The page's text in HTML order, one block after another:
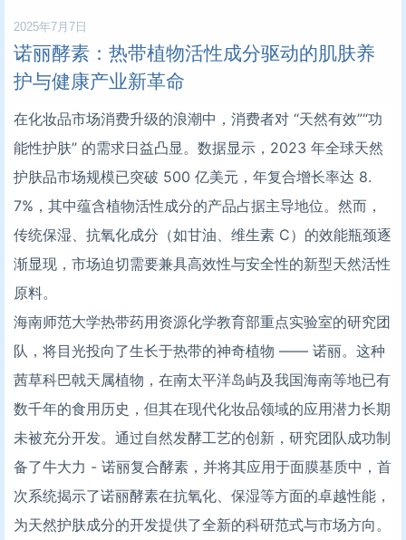
2025年7月7日
诺丽酵素：热带植物活性成分驱动的肌肤养
护与健康产业新革命
在化妆品市场消费升级的浪潮中，消费者对 “天然有效”“功
能性护肤” 的需求日益凸显。数据显示，2023 年全球天然
护肤品市场规模已突破 500 亿美元，年复合增长率达 8.
7%，其中蕴含植物活性成分的产品占据主导地位。然而，
传统保湿、抗氧化成分（如甘油、维生素 C）的效能瓶颈逐
渐显现，市场迫切需要兼具高效性与安全性的新型天然活性
原料。
海南师范大学热带药用资源化学教育部重点实验室的研究团
队，将目光投向了生长于热带的神奇植物 —— 诺丽。这种
茜草科巴戟天属植物，在南太平洋岛屿及我国海南等地已有
数千年的食用历史，但其在现代化妆品领域的应用潜力长期
未被充分开发。通过自然发酵工艺的创新，研究团队成功制
备了牛大力 - 诺丽复合酵素，并将其应用于面膜基质中，首
次系统揭示了诺丽酵素在抗氧化、保湿等方面的卓越性能，
为天然护肤成分的开发提供了全新的科研范式与市场方向。